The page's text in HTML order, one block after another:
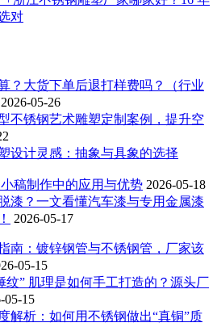
对
？大货下单后退打样费吗？（行业
2026-05-26
不锈钢艺术雕塑定制案例，提升空
设计灵感：抽象与具象的选择
稿制作中的应用与优势 2026-05-18
漆？一文看懂汽车漆与专用金属漆
2026-05-17
南：镀锌钢管与不锈钢管，厂家该
05-15
纹” 肌理是如何手工打造的？源头厂
05-15
解析：如何用不锈钢做出“真铜”质